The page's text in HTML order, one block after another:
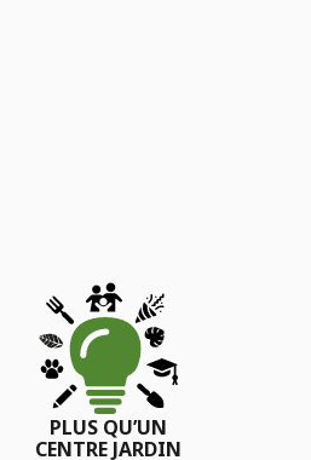
PLUS QU’UN
CENTRE JARDIN